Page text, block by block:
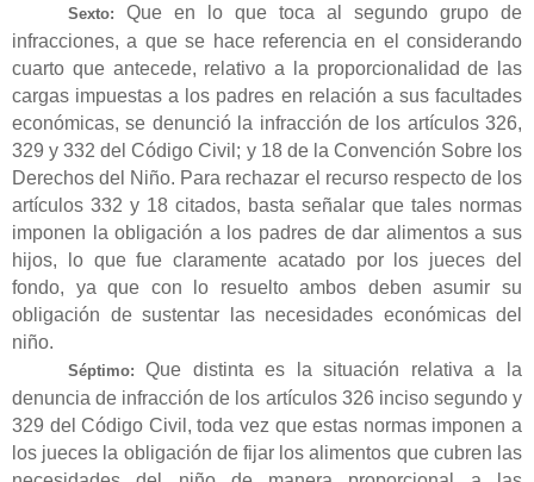
Sexto: Que en lo que toca al segundo grupo de
infracciones, a que se hace referencia en el considerando
cuarto que antecede, relativo a la proporcionalidad de las
cargas impuestas a los padres en relación a sus facultades
económicas, se denunció la infracción de los artículos 326,
329 y 332 del Código Civil; y 18 de la Convención Sobre los
Derechos del Niño. Para rechazar el recurso respecto de los
artículos 332 y 18 citados, basta señalar que tales normas
imponen la obligación a los padres de dar alimentos a sus
hijos, lo que fue claramente acatado por los jueces del
fondo, ya que con lo resuelto ambos deben asumir su
obligación de sustentar las necesidades económicas del
niño.
Séptimo:
Que distinta es la situación relativa a la
denuncia de infracción de los artículos 326 inciso segundo y
329 del Código Civil, toda vez que estas normas imponen a
los jueces la obligación de fijar los alimentos que cubren las